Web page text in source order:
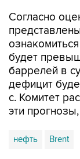
Согласно
будет
баррелей в
дефицит
с. Комитет
эти
нефть Brent